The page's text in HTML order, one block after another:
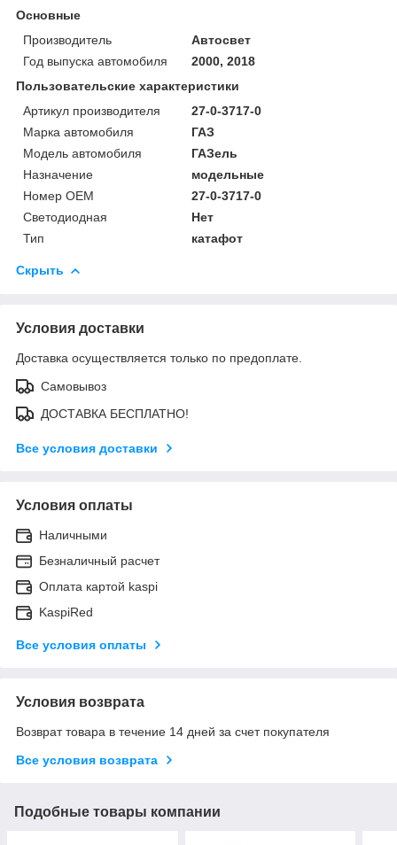
Основные
Производитель
Автосвет
Год выпуска автомобиля
2000, 2018
Пользовательские характеристики
Артикул производителя
27-0-3717-0
Марка автомобиля
ГАЗ
Модель автомобиля
ГАЗель
Назначение
модельные
Номер OEM
27-0-3717-0
Светодиодная
Нет
Тип
катафот
Скрыть
Условия доставки
Доставка осуществляется только по предоплате.
Самовывоз
ДОСТАВКА БЕСПЛАТНО!
Все условия доставки
Условия оплаты
Наличными
Безналичный расчет
Оплата картой kaspi
KaspiRed
Все условия оплаты
Условия возврата
Возврат товара в течение 14 дней за счет покупателя
Все условия возврата
Подобные товары компании